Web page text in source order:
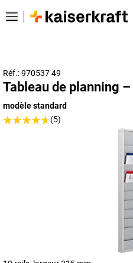
Réf.: 970537 49
Tableau de planning –
modèle standard
(5)